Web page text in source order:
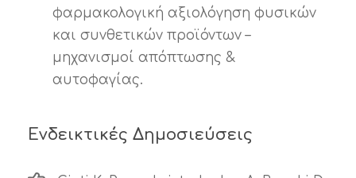
φαρμακολογική αξιολόγηση φυσικών
και συνθετικών προϊόντων –
μηχανισμοί απόπτωσης &
αυτοφαγίας.
Ενδεικτικές Δημοσιεύσεις